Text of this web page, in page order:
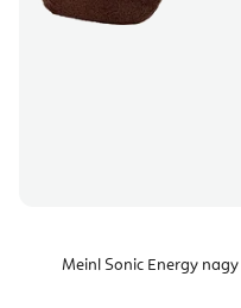
Meinl Sonic Energy